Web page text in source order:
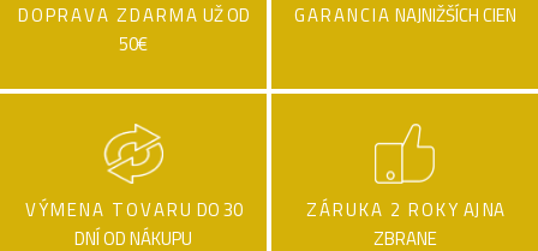
DOPRAVA ZDARMA UŽ OD
50€
GARANCIA NAJNIŽŠÍCH CIEN
VÝMENA TOVARU DO 30
DNÍ OD NÁKUPU
ZÁRUKA 2 ROKY AJ NA
ZBRANE